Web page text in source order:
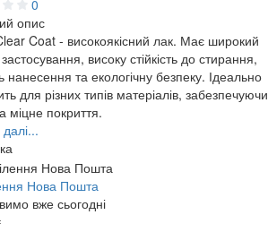
0
опис
Coat - високоякісний лак. Має широкий
високу стійкість до стирання,
нанесення та екологічну безпеку. Ідеально
для різних типів матеріалів, забезпечуючи
міцне покриття.
Нова Пошта
вже сьогодні